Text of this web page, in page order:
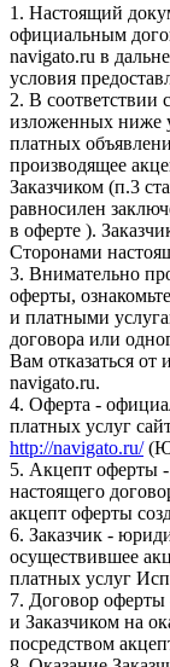
1. Настоящий
официальным
navigato.ru в
условия
2. В соответствии
изложенных ниже
платных
производящее
Заказчиком (п.3
равносилен
в оферте ).
Сторонами
3. Внимательно
оферты,
и платными
договора или
Вам отказаться от
navigato.ru.
4. Оферта -
платных услуг
http://navigato.ru/
5. Акцепт оферты
настоящего
акцепт оферты
6. Заказчик -
осуществившее
платных услуг
7. Договор
и Заказчиком на
посредством